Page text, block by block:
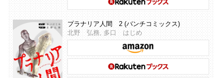
プラナリア人間 2 (バンチコミックス)
北野 弘務, 多口 はじめ